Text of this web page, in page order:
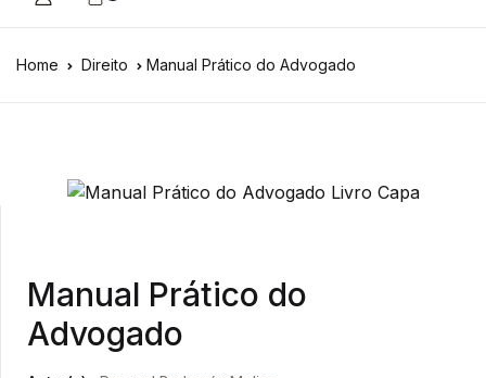
Home Direito Manual Prático do Advogado
Manual Prático do
Advogado